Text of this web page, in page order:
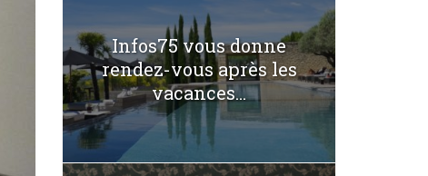
Infos75 vous donne
rendez-vous après les
vacances...